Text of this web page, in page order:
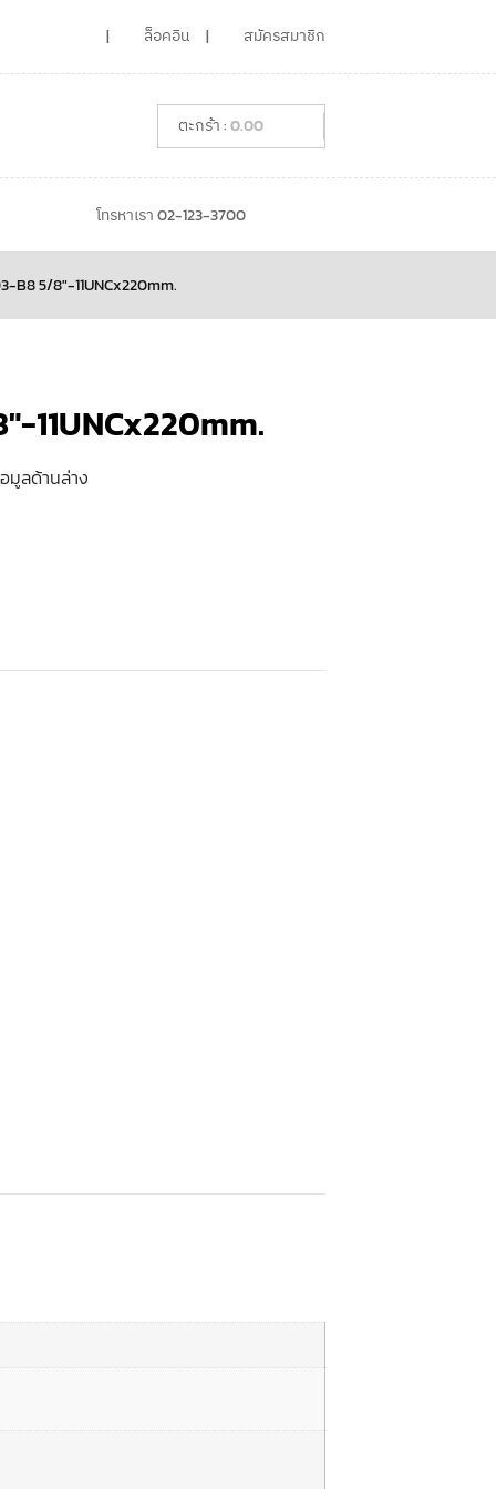
ล็อคอิน สมัครสมาชิก
0.00
โทรหาเรา 02-123-3700
B8 5/8″-11UNCx220mm.
11UNCx220mm.
มูลด้านล่าง